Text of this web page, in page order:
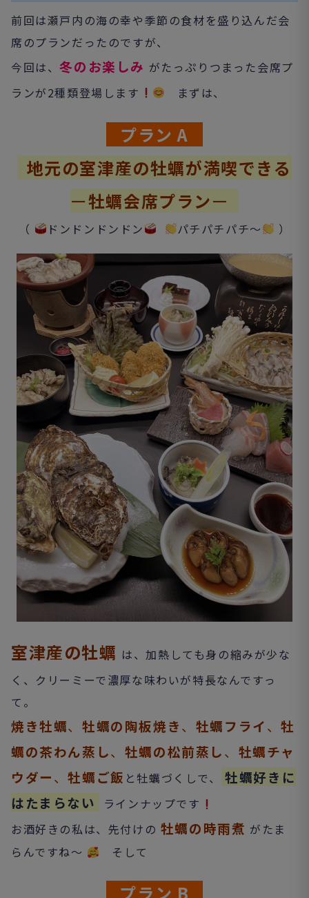
前回は瀬戸内の海の幸や季節の食材を盛り込んだ会
席のプランだったのですが、
今回は、冬のお楽しみ がたっぷりつまった会席プ
ランが2種類登場します まずは、
プラン A
地元の室津産の牡蠣が満喫できる
ー牡蠣会席プランー
（ ドンドンドンドン パチパチパチ～ ）
室津産の牡蠣 は、加熱しても身の縮みが少な
く、クリーミーで濃厚な味わいが特長なんですっ
て。
焼き牡蠣、牡蠣の陶板焼き、 牡蠣フライ、牡
蠣の茶わん蒸し、 牡蠣の松前蒸し、 牡蠣チャ
ウダー、牡蠣ご飯 と牡蠣づくしで、
牡蠣好きに
はたまらない
ラインナップです
お酒好きの私は、先付けの 牡蠣の時雨煮 がたま
らんですね～
そして
プラン B